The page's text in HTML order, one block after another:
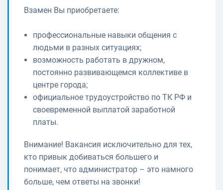
Взамен Вы приобретаете:
профессиональные навыки общения с
людьми в разных ситуациях;
возможность работать в дружном,
постоянно развивающемся коллективе в
центре города;
официальное трудоустройство по ТК РФ и
своевременной выплатой заработной
платы.
Внимание! Вакансия исключительно для тех,
кто привык добиваться большего и
понимает, что администратор – это намного
больше, чем ответы на звонки!